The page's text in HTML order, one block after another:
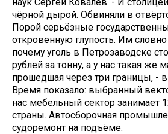
чёрной дырой. Обвиняли в
Порой серьёзные
откровенную глупость. Им
почему уголь в Петрозаводске
рублей за тонну, а у нас такая же
прошедшая через три границы, -
Время показало: выбранный
нас мебельный сектор занимает
страны. Автосборочная
судоремонт на подъёме.